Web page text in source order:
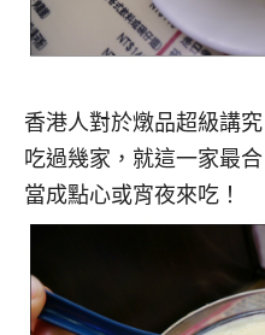
香港人對於燉品超級講
吃過幾家，就這一家最
當成點心或宵夜來吃！